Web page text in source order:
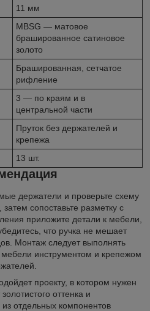
11 мм
MBSG — матовое
брашированное сатиновое
золото
Брашированная, сетчатое
рифление
3 — по краям и в
центральной части
Пруток без держателей и
крепежа
13 шт.
держатели и проверьте схему
сопоставьте разметку с
приложите детали к мебели,
что ручка не мешает
Монтаж следует выполнять
инструментом и крепежом
проекту, в котором нужен
оттенка и
отдельных компонентов